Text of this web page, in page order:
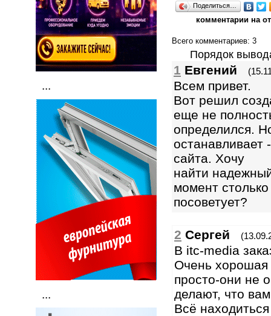
...
...
Поделиться…
комментарии на
Всего комментариев: 3
Порядок
1 Евгений
Всем привет.
Вот решил
еще не
определился.
останавливает
сайта. Хочу
найти
момент
посоветует?
2 Сергей
В itc-media
Очень хорошая
просто-они не
делают, что
Всё